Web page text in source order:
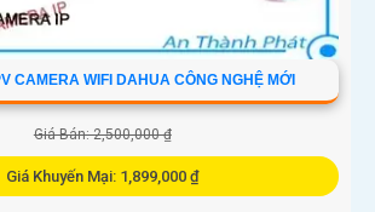
CAMERA WIFI DAHUA CÔNG NGHỆ MỚI
Giá Bán: 2,500,000 ₫
Giá Khuyến Mại: 1,899,000 ₫